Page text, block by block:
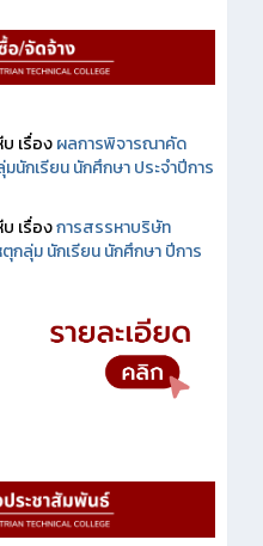
เรื่องผลการพิจารณาคัด
กเรียน นักศึกษา ประจำปีการ
เรื่องการสรรหาบริษัท
กลุ่ม นักเรียน นักศึกษา ปีการ